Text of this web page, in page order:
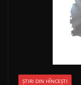
ȘTIRI DIN HÎNCEȘTI